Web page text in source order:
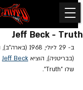
Jeff Beck - Truth
(בבריטניה), הוציא Jeff Beck
שלו "Truth".